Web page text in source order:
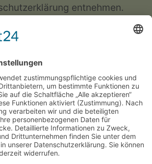
entnehmen.
mit Usercentrics
Usercentrics, um Ihre
Speicherung bestimmter
Endgerät oder zum Einsatz
einzuholen und
zu
Anbieter dieser Technologie
GmbH, Sendlinger Straße
Website: